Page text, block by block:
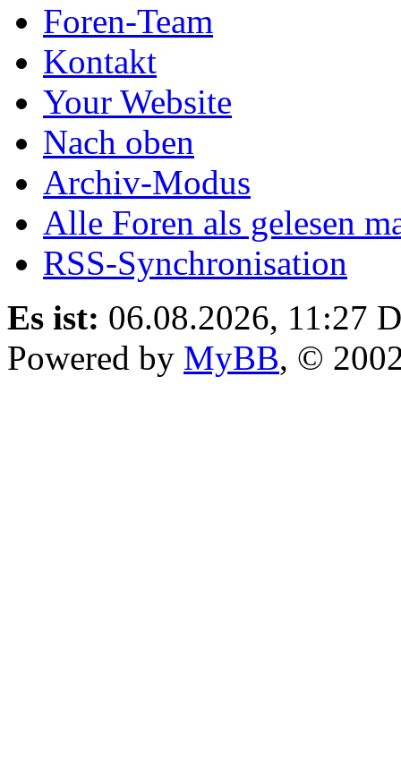
Foren-Team
Kontakt
Your Website
Nach oben
Archiv-Modus
Alle Foren als gelesen
RSS-Synchronisation
Es ist: 06.08.2026, 11:27
Powered by MyBB, ©